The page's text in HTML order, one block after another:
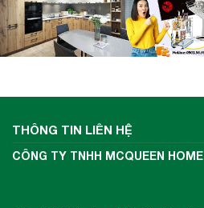
THÔNG TIN LIÊN HỆ
CÔNG TY TNHH MCQUEEN HOME